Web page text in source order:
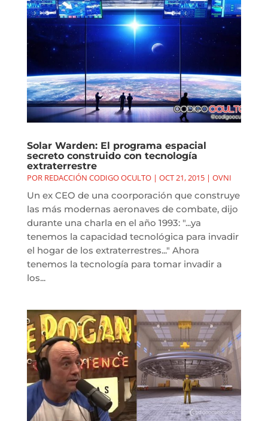
Solar Warden: El programa espacial
secreto construido con tecnología
extraterrestre
POR REDACCIÓN CODIGO OCULTO| OCT 21, 2015| OVNI
Un ex CEO de una coorporación que construye
las más modernas aeronaves de combate, dijo
durante una charla en el año 1993: "...ya
tenemos la capacidad tecnológica para invadir
el hogar de los extraterrestres..." Ahora
tenemos la tecnología para tomar invadir a
los...